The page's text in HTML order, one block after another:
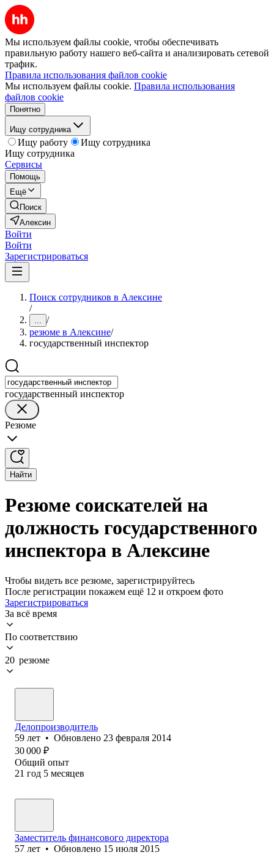
Мы используем файлы cookie, чтобы обеспечивать
правильную работу нашего веб-сайта и анализировать сетевой
трафик.
Правила использования файлов cookie
Мы используем файлы cookie. Правила использования
файлов cookie
Понятно
Ищу сотрудника
Ищу работу
Ищу сотрудника
Ищу сотрудника
Сервисы
Помощь
Ещё
Поиск
Алексин
Войти
Войти
Зарегистрироваться
Поиск сотрудников в Алексине
/
... /
резюме в Алексине/
государственный инспектор
государственный инспектор
Резюме
Найти
Резюме соискателей на
должность государственного
инспектора в Алексине
Чтобы видеть все резюме, зарегистрируйтесь
После регистрации покажем ещё 12 и откроем фото
Зарегистрироваться
За всё время
По соответствию
20 резюме
Делопроизводитель
59 лет • Обновлено 23 февраля 2014
30 000 ₽
Общий опыт
21 год 5 месяцев
Заместитель финансового директора
57 лет • Обновлено 15 июля 2015